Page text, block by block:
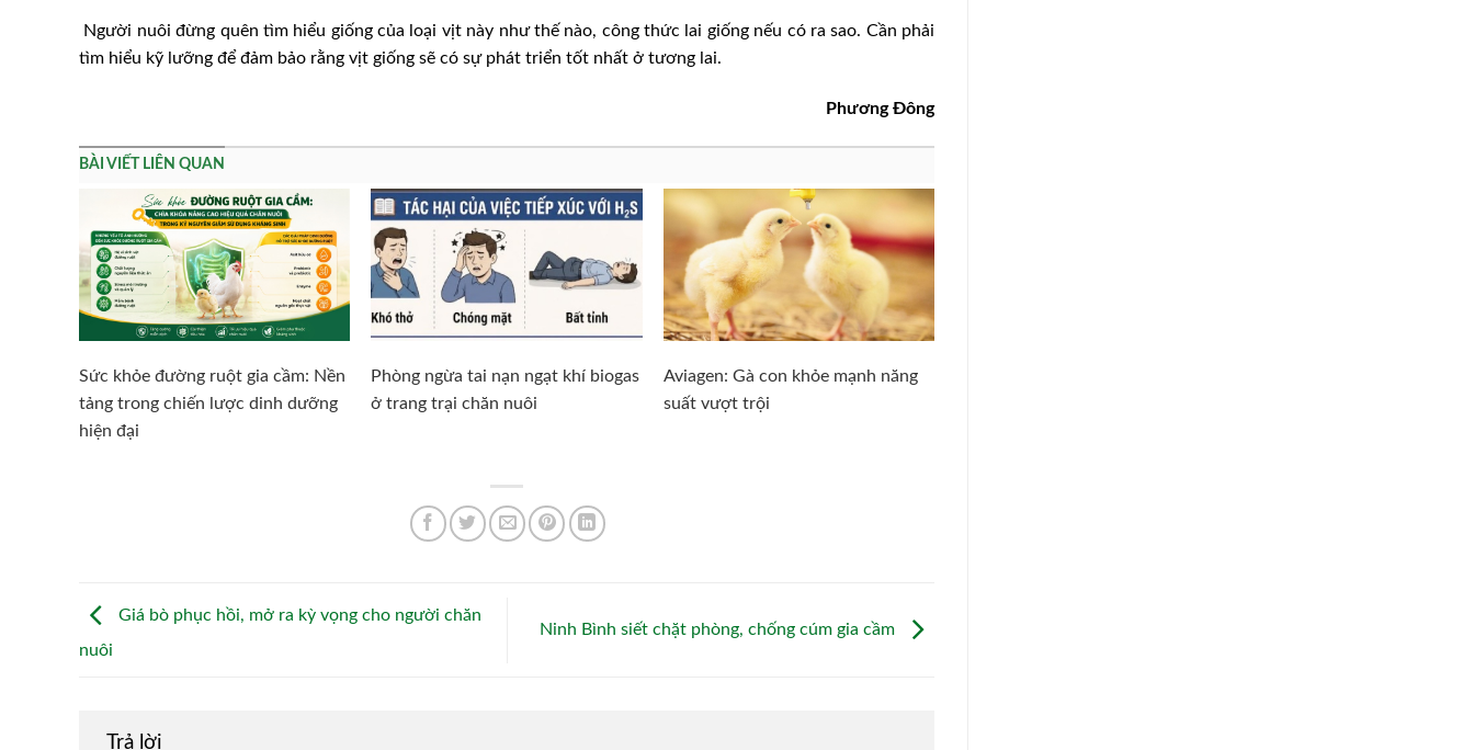
Người nuôi đừng quên tìm hiểu giống của loại vịt này như thế nào, công thức lai giống nếu có ra sao. Cần phải
tìm hiểu kỹ lưỡng để đảm bảo rằng vịt giống sẽ có sự phát triển tốt nhất ở tương lai.
Phương Ðông
BÀI VIẾT LIÊN QUAN
Sức khỏe đường ruột gia cầm: Nền
tảng trong chiến lược dinh dưỡng
hiện đại
Phòng ngừa tai nạn ngạt khí biogas
ở trang trại chăn nuôi
Aviagen: Gà con khỏe mạnh năng
suất vượt trội
Giá bò phục hồi, mở ra kỳ vọng cho người chăn
nuôi
Ninh Bình siết chặt phòng, chống cúm gia cầm
Trả lời